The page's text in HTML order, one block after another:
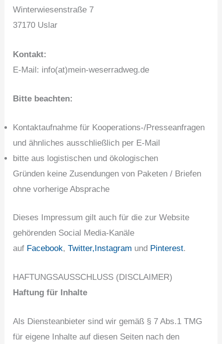
Winterwiesenstraße 7
37170 Uslar
Kontakt:
E-Mail: info(at)mein-weserradweg.de
Bitte beachten:
Kontaktaufnahme für Kooperations-/Presseanfragen
und ähnliches ausschließlich per E-Mail
bitte aus logistischen und ökologischen
Gründen keine Zusendungen von Paketen / Briefen
ohne vorherige Absprache
Dieses Impressum gilt auch für die zur Website
gehörenden Social Media-Kanäle
auf Facebook, Twitter,Instagram und Pinterest.
HAFTUNGSAUSSCHLUSS (DISCLAIMER)
Haftung für Inhalte
Als Diensteanbieter sind wir gemäß § 7 Abs.1 TMG
für eigene Inhalte auf diesen Seiten nach den